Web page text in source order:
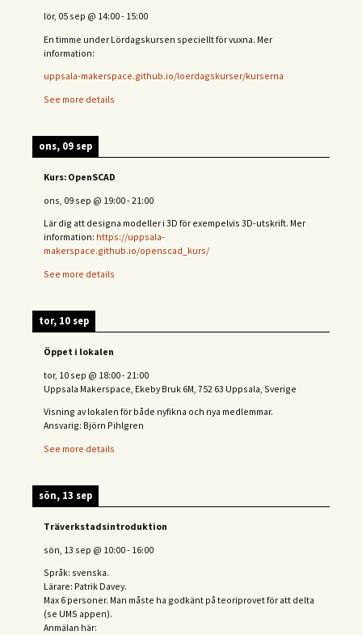
lör, 05 sep @ 14:00- 15:00
En timme under Lördagskursen speciellt för vuxna. Mer
information:
uppsala-makerspace.github.io/loerdagskurser/kurserna
See more details
ons, 09 sep
Kurs: OpenSCAD
ons, 09 sep @ 19:00-21:00
Lär dig att designa modeller i 3D för exempelvis 3D-utskrift. Mer
information: https://uppsala-
makerspace.github.io/openscad_kurs/
See more details
tor, 10 sep
Öppet i lokalen
tor, 10 sep @ 18:00-21:00
Uppsala Makerspace, Ekeby Bruk 6M, 752 63 Uppsala, Sverige
Visning av lokalen för både nyfikna och nya medlemmar.
Ansvarig: Björn Pihlgren
See more details
sön, 13 sep
Träverkstadsintroduktion
sön, 13 sep @ 10:00- 16:00
Språk: svenska.
Lärare: Patrik Davey.
Max 6 personer. Man måste ha godkänt på teoriprovet för att delta
(se UMS appen).
Anmälan här: